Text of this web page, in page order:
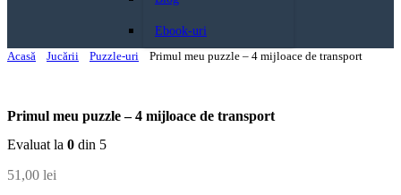
Ebook-uri
Acasă
Jucării Puzzle-uri Primul meu puzzle – 4 mijloace de transport
Primul meu puzzle – 4 mijloace de transport
Evaluat la 0 din 5
51,00 lei